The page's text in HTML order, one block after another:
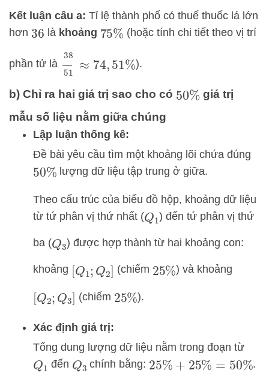
Kết luận câu a: Tỉ lệ thành phố có thuế thuốc lá lớn
hơn 36 là khoảng 75% (hoặc tính chi tiết theo vị trí
phần tử là 38 51 ≈74 ,51%).
b) Chỉ ra hai giá trị sao cho có 50% giá trị
mẫu số liệu nằm giữa chúng
Lập luận thống kê:
Đề bài yêu cầu tìm một khoảng lõi chứa đúng
50% lượng dữ liệu tập trung ở giữa.
Theo cấu trúc của biểu đồ hộp, khoảng dữ liệu
từ tứ phân vị thứ nhất (Q1) đến tứ phân vị thứ
ba (Q3) được hợp thành từ hai khoảng con:
khoảng Q1; Q2 (chiếm 25%) và khoảng
Q2; Q3 (chiếm 25%).
Xác định giá trị:
Tổng dung lượng dữ liệu nằm trong đoạn từ
Q1 đến Q3 chính bằng: 25% +25%=50% .